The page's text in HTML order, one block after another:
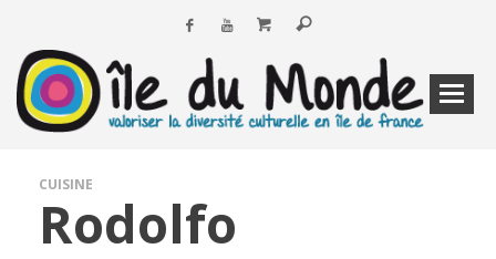
CUISINE
Rodolfo